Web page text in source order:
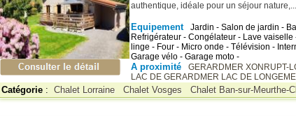
authentique, idéale pour un séjour nature,...
Equipement
Jardin - Salon de jardin -
Refrigérateur - Congélateur - Lave vaiselle
linge - Four - Micro onde - Télévision -
Garage vélo - Garage moto -
A proximité GERARDMER XONRUPT-
LAC DE GERARDMER LAC DE
Catégorie : Chalet Lorraine Chalet Vosges Chalet Ban-sur-Meurthe-